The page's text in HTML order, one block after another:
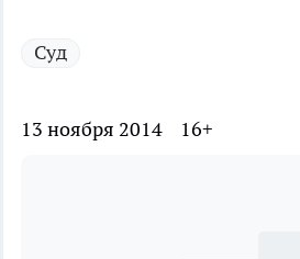
Суд
13 ноября 2014 16+